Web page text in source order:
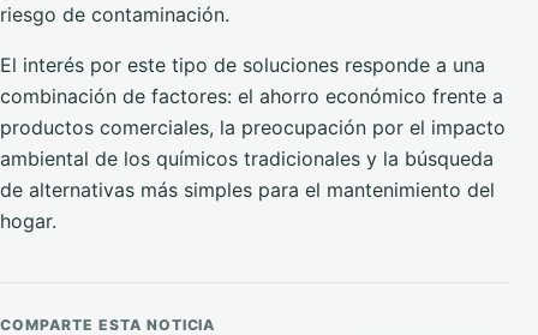
riesgo de contaminación.
El interés por este tipo de soluciones responde a una
combinación de factores: el ahorro económico frente a
productos comerciales, la preocupación por el impacto
ambiental de los químicos tradicionales y la búsqueda
de alternativas más simples para el mantenimiento del
hogar.
COMPARTE ESTA NOTICIA